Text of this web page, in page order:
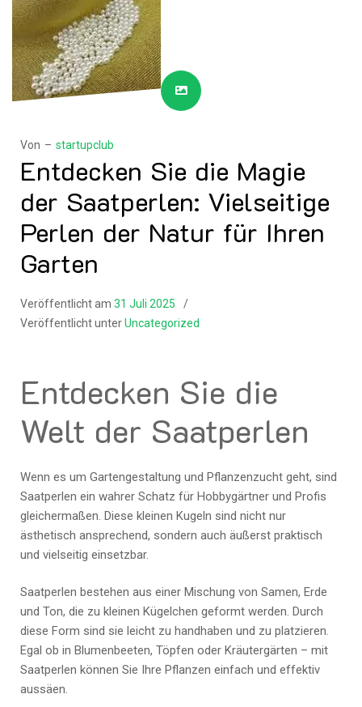
Von – startupclub
Entdecken Sie die Magie
der Saatperlen: Vielseitige
Perlen der Natur für Ihren
Garten
Veröffentlicht am 31 Juli 2025
Veröffentlicht unterUncategorized
Entdecken Sie die
Welt der Saatperlen
Wenn es um Gartengestaltung und Pflanzenzucht geht, sind
Saatperlen ein wahrer Schatz für Hobbygärtner und Profis
gleichermaßen. Diese kleinen Kugeln sind nicht nur
ästhetisch ansprechend, sondern auch äußerst praktisch
und vielseitig einsetzbar.
Saatperlen bestehen aus einer Mischung von Samen, Erde
und Ton, die zu kleinen Kügelchen geformt werden. Durch
diese Form sind sie leicht zu handhaben und zu platzieren.
Egal ob in Blumenbeeten, Töpfen oder Kräutergärten – mit
Saatperlen können Sie Ihre Pflanzen einfach und effektiv
aussäen.